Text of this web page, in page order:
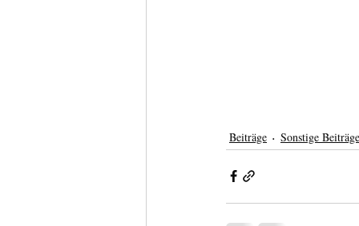
Beiträge Sonstige